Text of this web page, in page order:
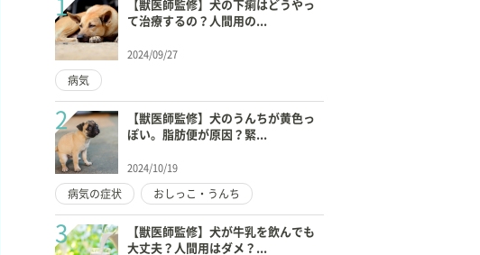
1
【獣医師監修】犬の下痢はどうやっ
て治療するの？人間用の...
2024/09/27
病気
2
【獣医師監修】犬のうんちが黄色っ
ぽい。脂肪便が原因？緊...
2024/10/19
病気の症状 おしっこ・うんち
3
【獣医師監修】犬が牛乳を飲んでも
大丈夫？人間用はダメ？...